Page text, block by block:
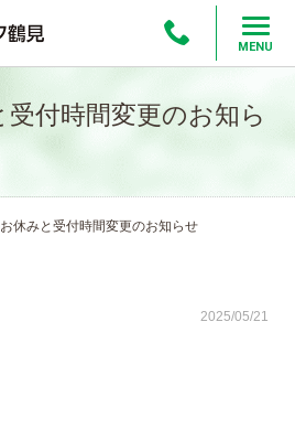
MENU
受付時間変更のお知ら
休みと受付時間変更のお知らせ
2025/05/21